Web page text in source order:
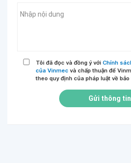
Tôi đã đọc và đồng ý với Chính
của Vinmec và chấp thuận để
theo quy định của pháp luật về bảo
Gửi thông tin